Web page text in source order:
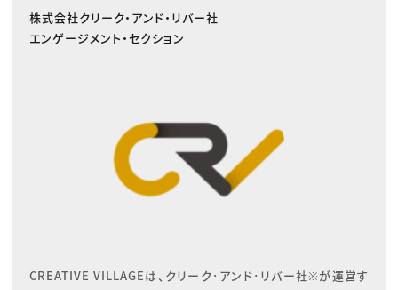
株式会社クリーク・アンド・リバー社
エンゲージメント・セクション
CREATIVE VILLAGEは、クリーク･アンド･リバー社※が運営す